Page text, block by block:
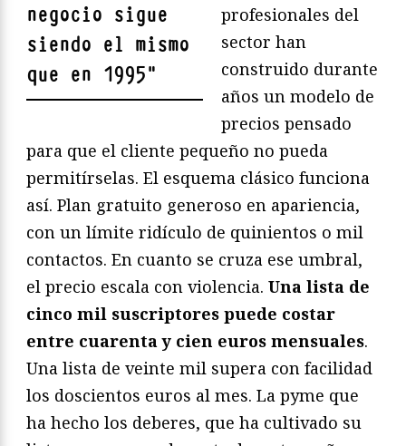
negocio sigue
siendo el mismo
que en 1995"
profesionales del
sector han
construido durante
años un modelo de
precios pensado
para que el cliente pequeño no pueda
permitírselas. El esquema clásico funciona
así. Plan gratuito generoso en apariencia,
con un límite ridículo de quinientos o mil
contactos. En cuanto se cruza ese umbral,
el precio escala con violencia. Una lista de
cinco mil suscriptores puede costar
entre cuarenta y cien euros mensuales.
Una lista de veinte mil supera con facilidad
los doscientos euros al mes. La pyme que
ha hecho los deberes, que ha cultivado su